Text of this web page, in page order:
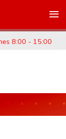
8:00 - 15:00
≡